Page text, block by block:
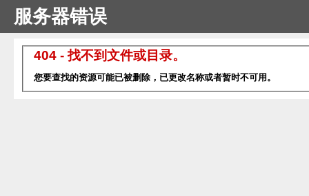
服务器错误
404 - 找不到文件或目录。
您要查找的资源可能已被删除，已更改名称或者暂时不可用。